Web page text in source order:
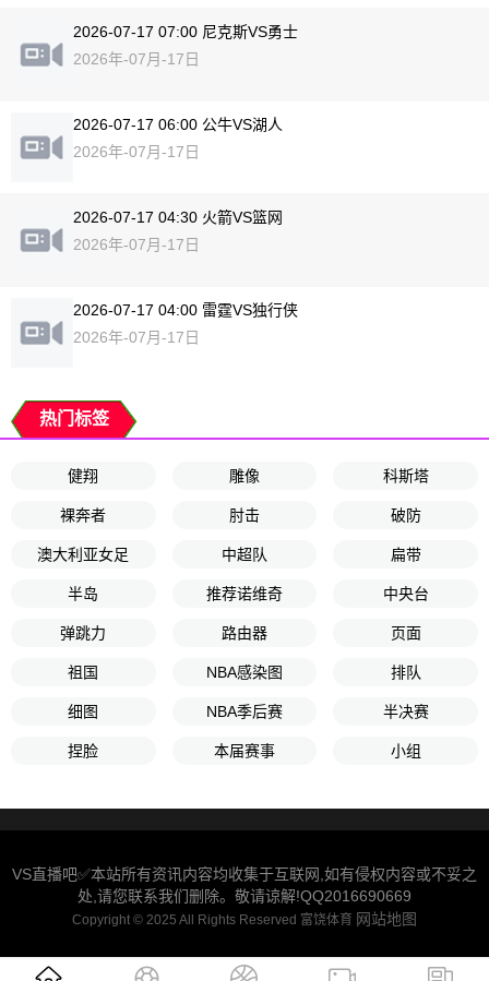
2026-07-17 07:00 尼克斯VS勇士
2026年-07月-17日
2026-07-17 06:00 公牛VS湖人
2026年-07月-17日
2026-07-17 04:30 火箭VS篮网
2026年-07月-17日
2026-07-17 04:00 雷霆VS独行侠
2026年-07月-17日
热门标签
健翔 雕像 科斯塔
裸奔者 肘击 破防
澳大利亚女足 中超队 扁带
半岛 推荐诺维奇 中央台
弹跳力 路由器 页面
祖国 NBA感染图 排队
细图 NBA季后赛 半决赛
捏脸 本届赛事 小组
VS直播吧✅本站所有资讯内容均收集于互联网,如有侵权内容或不妥之
处,请您联系我们删除。敬请谅解!QQ2016690669
Copyright © 2025 All Rights Reserved 富饶体育 网站地图